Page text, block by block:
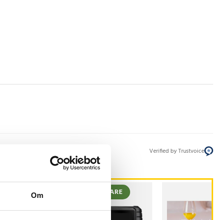
Om
Verified by Trustvoice
BÄSTSÄLJARE